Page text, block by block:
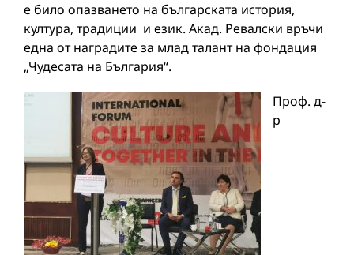
е било опазването на българската история,
култура, традиции и език. Акад. Ревалски връчи
една от наградите за млад талант на фондация
„Чудесата на България“.
Проф. д-
р